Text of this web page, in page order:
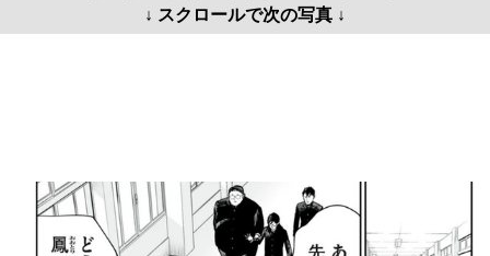
↓ スクロールで次の写真 ↓